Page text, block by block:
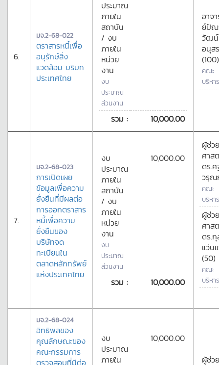
6.
มจ.2-68-022
ตราสารหนี้เพื่อ
อนุรักษ์สิ่ง
แวดล้อม บริบท
ประเทศไทย
ประมาณ
ภายใน
สถาบัน
/ งบ
ภายใน
หน่วย
งาน
งบ
ประมาณ
ส่วนงาน
รวม : 10,000.00
อาจ
ย์ปั
วัฒ
อนุส
(100)
คณะ
บริหา
7.
มจ.2-68-023
การเปิดเผย
ข้อมูลเพื่อความ
ยั่งยืนที่มีผลต่อ
การออกตราสาร
หนี้เพื่อความ
ยั่งยืนของ
บริษัทจด
ทะเบียนใน
ตลาดหลักทรัพย์
แห่งประเทศไทย
งบ
ประมาณ
ภายใน
สถาบัน
/ งบ
ภายใน
หน่วย
งาน
งบ
ประมาณ
ส่วนงาน
10,000.00
รวม : 10,000.00
ผู้ช่วย
ศาส
ดร.ศ
วรุณ
คณะ
บริหา
ผู้ช่วย
ศาส
ดร.
แว่น
(50)
คณะ
บริหา
มจ.2-68-024
อิทธิพลของ
คุณลักษณะของ
คณะกรรมการ
ตรวจสอบที่มีต่อ
งบ
ประมาณ
ภายใน
10,000.00
ผู้ช่วย